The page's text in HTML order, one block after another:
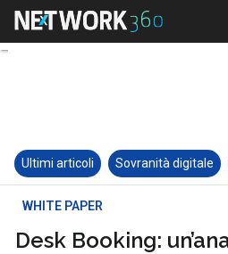
Ultimi articoli Sovranità digitale
WHITE PAPER
Desk Booking: